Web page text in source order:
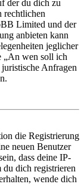
der du dich zu
rechtlichen
Limited und der
anbieten kann
jeglicher
„An wen soll ich
Anfragen
die Registrierung
neuen Benutzer
dass deine IP-
du dich registrieren
wende dich